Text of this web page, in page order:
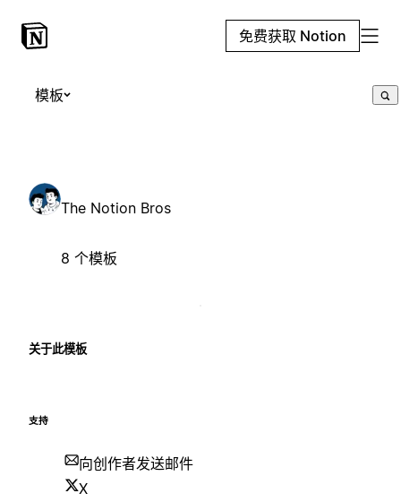
免费获取 Notion
模板
The Notion Bros
8 个模板
关于此模板
支持
向创作者发送邮件
X